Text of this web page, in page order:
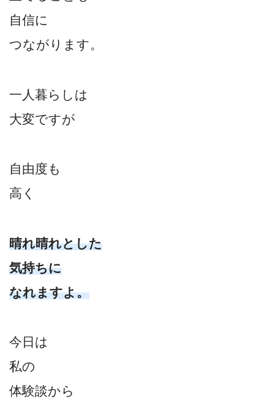
自信に
つながります。
一人暮らしは
大変ですが
自由度も
高く
晴れ晴れとした
気持ちに
なれますよ。
今日は
私の
体験談から